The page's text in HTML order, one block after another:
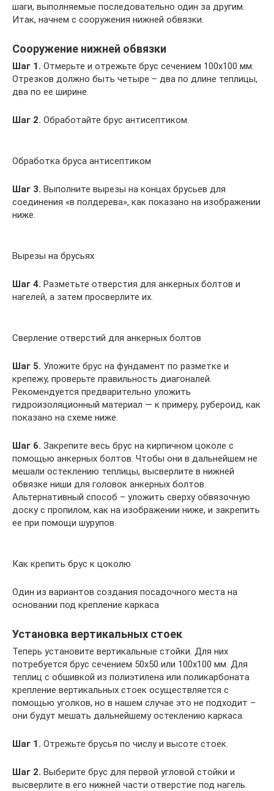
шаги, выполняемые последовательно один за другим.
Итак, начнем с сооружения нижней обвязки.
Сооружение нижней обвязки
Шаг 1. Отмерьте и отрежьте брус сечением 100х100 мм.
Отрезков должно быть четыре – два по длине теплицы,
два по ее ширине.
Шаг 2. Обработайте брус антисептиком.
Обработка бруса антисептиком
Шаг 3. Выполните вырезы на концах брусьев для
соединения «в полдерева», как показано на изображении
ниже.
Вырезы на брусьях
Шаг 4. Разметьте отверстия для анкерных болтов и
нагелей, а затем просверлите их.
Сверление отверстий для анкерных болтов
Шаг 5. Уложите брус на фундамент по разметке и
крепежу, проверьте правильность диагоналей.
Рекомендуется предварительно уложить
гидроизоляционный материал — к примеру, рубероид, как
показано на схеме ниже.
Шаг 6. Закрепите весь брус на кирпичном цоколе с
помощью анкерных болтов. Чтобы они в дальнейшем не
мешали остеклению теплицы, высверлите в нижней
обвязке ниши для головок анкерных болтов.
Альтернативный способ – уложить сверху обвязочную
доску с пропилом, как на изображении ниже, и закрепить
ее при помощи шурупов.
Как крепить брус к цоколю
Один из вариантов создания посадочного места на
основании под крепление каркаса
Установка вертикальных стоек
Теперь установите вертикальные стойки. Для них
потребуется брус сечением 50х50 или 100х100 мм. Для
теплиц с обшивкой из полиэтилена или поликарбоната
крепление вертикальных стоек осуществляется с
помощью уголков, но в нашем случае это не подходит –
они будут мешать дальнейшему остеклению каркаса.
Шаг 1. Отрежьте брусья по числу и высоте стоек.
Шаг 2. Выберите брус для первой угловой стойки и
высверлите в его нижней части отверстие под нагель.